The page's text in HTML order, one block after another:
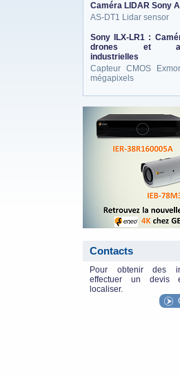
Caméra LIDAR Sony
AS-DT1 Lidar sensor
Sony ILX-LR1 :
drones et
industrielles
Capteur CMOS
mégapixels
Contacts
Pour obtenir des
effectuer un devis
localiser.